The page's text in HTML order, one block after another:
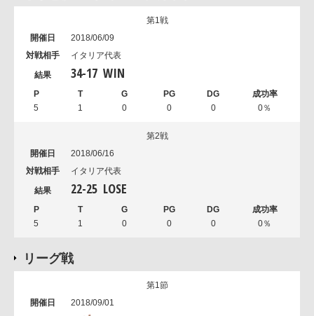
第1戦
2018/06/09
イタリア代表
34-17 WIN
5 1 0 0 0 0％
第2戦
2018/06/16
イタリア代表
22-25 LOSE
5 1 0 0 0 0％
リーグ戦
第1節
2018/09/01